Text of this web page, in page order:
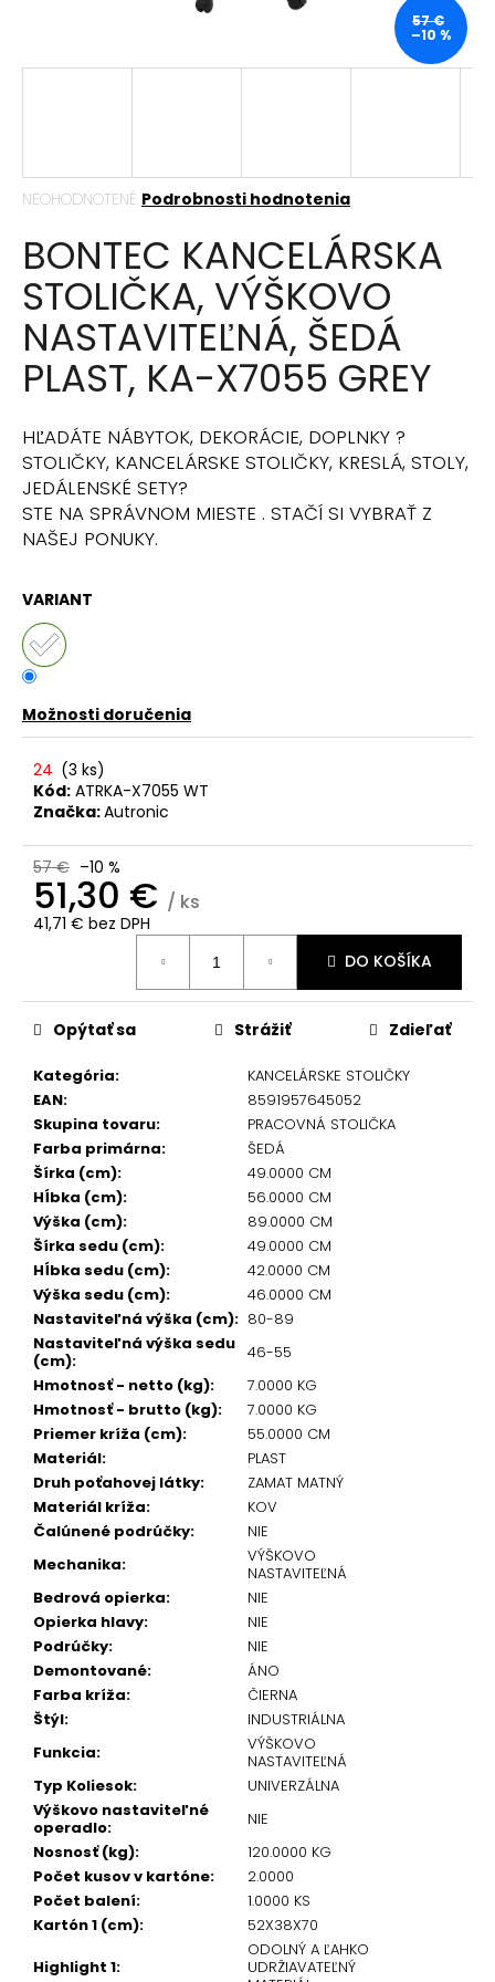
Priemerné
produktu
je
0,0
z
5
hviezdičiek.
NEOHODNOTENÉ Podrobnosti hodnotenia
BONTEC KANCELÁRSKA
STOLIČKA, VÝŠKOVO
NASTAVITEĽNÁ, ŠEDÁ
PLAST, KA-X7055 GREY
HĽADÁTE NÁBYTOK, DEKORÁCIE, DOPLNKY ?
STOLIČKY, KANCELÁRSKE STOLIČKY, KRESLÁ, STOLY,
JEDÁLENSKÉ SETY?
STE NA SPRÁVNOM MIESTE . STAČÍ SI VYBRAŤ Z
NAŠEJ PONUKY.
VARIANT
Možnosti doručenia
24 (3 ks)
Kód: ATRKA-X7055 WT
Značka:Autronic
57 € –10 %
51,30 € / ks
41,71 € bez DPH
DO KOŠÍKA
Kategória:
KANCELÁRSKE STOLIČKY
EAN:
8591957645052
Skupina tovaru:
PRACOVNÁ STOLIČKA
Farba primárna:
ŠEDÁ
Šírka (cm):
49.0000 CM
Hĺbka (cm):
56.0000 CM
Výška (cm):
89.0000 CM
Šírka sedu (cm):
49.0000 CM
Hĺbka sedu (cm):
42.0000 CM
Výška sedu (cm):
46.0000 CM
Nastaviteľná výška (cm): 80-89
Nastaviteľná výška sedu
(cm):
46-55
Hmotnosť - netto (kg):
7.0000 KG
Hmotnosť - brutto (kg):
7.0000 KG
Priemer kríža (cm):
55.0000 CM
Materiál:
PLAST
Druh poťahovej látky:
ZAMAT MATNÝ
Materiál kríža:
KOV
Čalúnené podrúčky:
NIE
Mechanika:
VÝŠKOVO
NASTAVITEĽNÁ
Bedrová opierka:
NIE
Opierka hlavy:
NIE
Podrúčky:
NIE
Demontované:
ÁNO
Farba kríža:
ČIERNA
Štýl:
INDUSTRIÁLNA
Funkcia:
VÝŠKOVO
NASTAVITEĽNÁ
Typ Koliesok:
UNIVERZÁLNA
Výškovo nastaviteľné
operadlo:
NIE
Nosnosť (kg):
120.0000 KG
Počet kusov v kartóne:
2.0000
Počet balení:
1.0000 KS
Kartón 1 (cm):
52X38X70
Highlight 1:
ODOLNÝ A ĽAHKO
UDRŽIAVATEĽNÝ
Opýtať sa Strážiť Zdieľať
57 €
–10 %
HĽADAŤ
O
d
p
o
r
ú
č
a
m